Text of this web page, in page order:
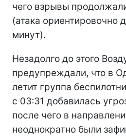
чего взрывы
(атака ориентировочно
минут).
Незадолго до этого
предупреждали, что в
летит группа
с 03:31 добавилась
после чего в
неоднократно были